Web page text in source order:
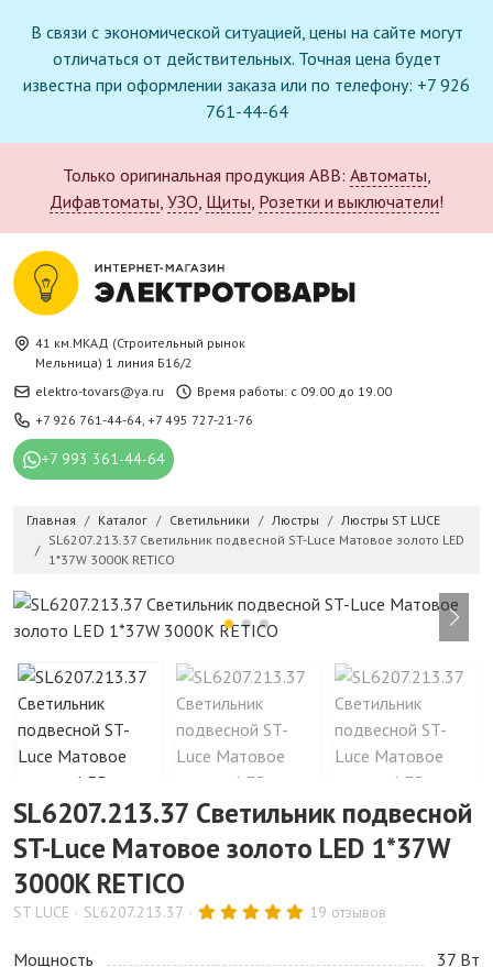
В связи с экономической ситуацией, цены на сайте могут
отличаться от действительных. Точная цена будет
известна при оформлении заказа или по телефону: +7 926
761-44-64
Только оригинальная продукция ABB: Автоматы,
Дифавтоматы, УЗО, Щиты, Розетки и выключатели!
41 км.МКАД (Строительный рынок
Мельница) 1 линия Б16/2
elektro-tovars@ya.ru
Время работы: с 09.00 до 19.00
+7 926 761-44-64, +7 495 727-21-76
+7 993 361-44-64
Главная Каталог Светильники Люстры
Люстры ST LUCE
SL6207.213.37 Светильник подвесной ST-Luce Матовое золото LED
1*37W 3000K RETICO
SL6207.213.37 Светильник подвесной
ST-Luce Матовое золото LED 1*37W
3000K RETICO
ST LUCE SL6207.213.37 19 отзывов
Мощность
37 Bт